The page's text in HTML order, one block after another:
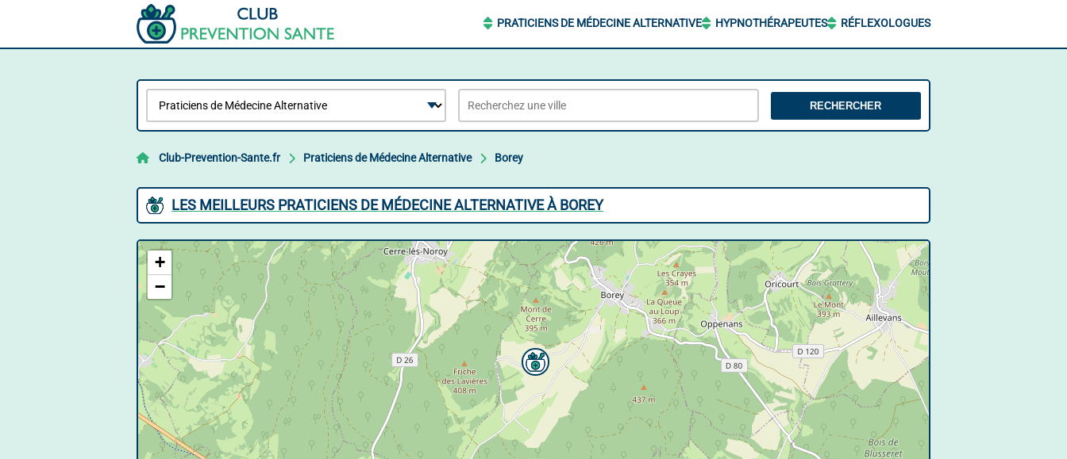
PRATICIENS DE MÉDECINE ALTERNATIVE HYPNOTHÉRAPEUTES RÉFLEXOLOGUES
RECHERCHER
Club-Prevention-Sante.fr Praticiens de Médecine Alternative Borey
LES MEILLEURS PRATICIENS DE MÉDECINE ALTERNATIVE À BOREY
+
−